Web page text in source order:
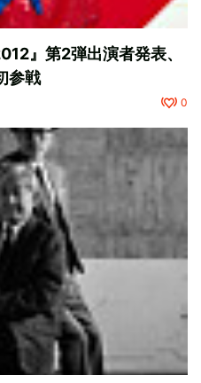
』第2弾出演者発表、
参戦
0